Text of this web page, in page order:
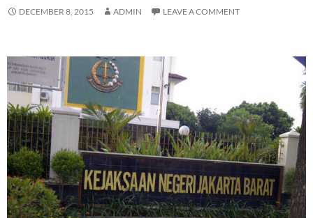
DECEMBER 8, 2015 ADMIN LEAVE A COMMENT